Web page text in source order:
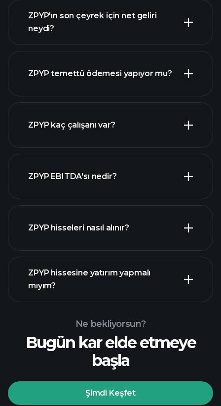
ZPYP kazançları
mali raporlar
ZPYP'ın son çeyrek için net geliri
neydi?
ZPYP temettü ödemesi yapıyor mu?
ZPYP kaç çalışanı var?
büyük işverenler
ZPYP EBITDA'sı nedir?
mali raporlar
ZPYP hisseleri nasıl alınır?
Playtrade
ZPYP hissesine yatırım yapmalı
mıyım?
Ne bekliyorsun?
Bugün kar elde etmeye
başla
Şimdi Keşfet